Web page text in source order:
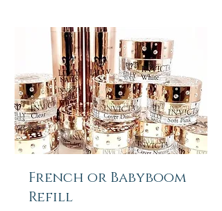
French or Babyboom
Refill